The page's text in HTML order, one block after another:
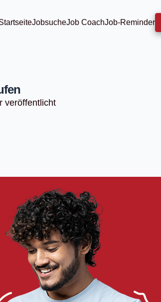
JobsucheJob CoachJob-Reminder
veröffentlicht